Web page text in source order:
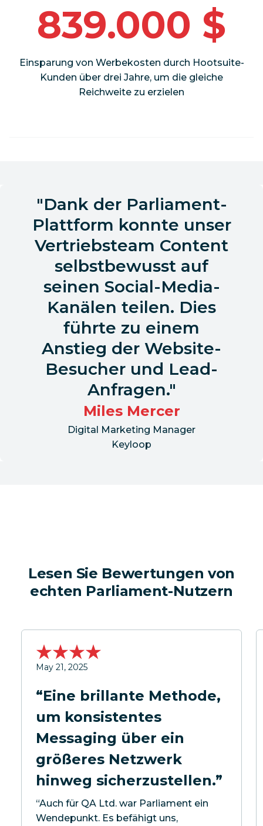
839.000 $
Einsparung von Werbekosten durch Hootsuite-
Kunden über drei Jahre, um die gleiche
Reichweite zu erzielen
Dank der Parliament-
Plattform konnte unser
Vertriebsteam Content
selbstbewusst auf
seinen Social-Media-
Kanälen teilen. Dies
führte zu einem
Anstieg der Website-
Besucher und Lead-
Anfragen.
Miles Mercer
Digital Marketing Manager
Keyloop
Lesen Sie Bewertungen von
echten Parliament-Nutzern
May 21, 2025
“Eine brillante Methode,
um konsistentes
Messaging über ein
größeres Netzwerk
hinweg sicherzustellen.”
“Auch für QA Ltd. war Parliament ein
Wendepunkt. Es befähigt uns,